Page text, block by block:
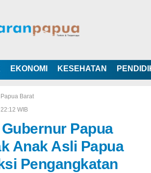
EKONOMI KESEHATAN
Papua Barat
WIB
Papua
Anak Asli Papua
Pengangkatan